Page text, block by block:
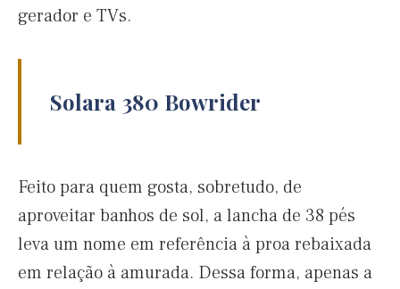
gerador e TVs.
Solara 380 Bowrider
Feito para quem gosta, sobretudo, de
aproveitar banhos de sol, a lancha de 38 pés
leva um nome em referência à proa rebaixada
em relação à amurada. Dessa forma, apenas a